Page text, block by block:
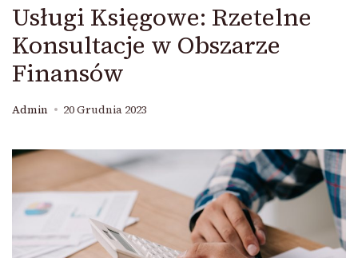
Usługi Księgowe: Rzetelne
Konsultacje w Obszarze
Finansów
Admin 20 Grudnia 2023